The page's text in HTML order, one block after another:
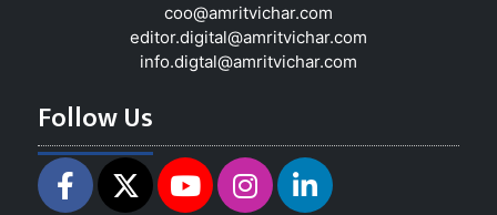
coo@amritvichar.com
editor.digital@amritvichar.com
info.digtal@amritvichar.com
Follow Us